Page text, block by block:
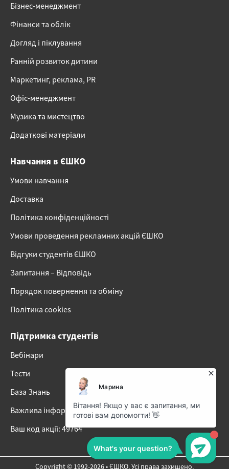
Бізнес-менеджмент
Фінанси та облік
Догляд і піклування
Ранній розвиток дитини
Маркетинг, реклама, PR
Офіс-менеджмент
Музика та мистецтво
Додаткові матеріали
Навчання в ЄШКО
Умови навчання
Доставка
Політика конфіденційності
Умови проведення рекламних акцій ЄШКО
Відгуки студентів ЄШКО
Запитання – Відповідь
Порядок повернення та обміну
Політика cookies
Підтримка студентів
Вебінари
Тести
База Знань
Важлива інформація про наші онлайн-курси
Ваш код акції: 49764
Copyright © 1992-2026 • ЄШКО. Усі права захищено.